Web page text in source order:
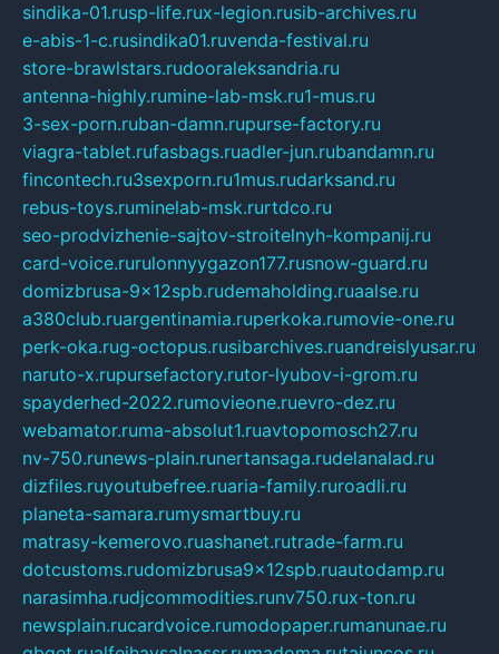
sindika-01.rusp-life.rux-legion.rusib-archives.ru
e-abis-1-c.rusindika01.ruvenda-festival.ru
store-brawlstars.rudooraleksandria.ru
antenna-highly.rumine-lab-msk.ru1-mus.ru
3-sex-porn.ruban-damn.rupurse-factory.ru
viagra-tablet.rufasbags.ruadler-jun.rubandamn.ru
fincontech.ru3sexporn.ru1mus.rudarksand.ru
rebus-toys.ruminelab-msk.rurtdco.ru
seo-prodvizhenie-sajtov-stroitelnyh-kompanij.ru
card-voice.rurulonnyygazon177.rusnow-guard.ru
domizbrusa-9x12spb.rudemaholding.ruaalse.ru
a380club.ruargentinamia.ruperkoka.rumovie-one.ru
perk-oka.rug-octopus.rusibarchives.ruandreislyusar.ru
naruto-x.rupursefactory.rutor-lyubov-i-grom.ru
spayderhed-2022.rumovieone.ruevro-dez.ru
webamator.ruma-absolut1.ruavtopomosch27.ru
nv-750.runews-plain.runertansaga.rudelanalad.ru
dizfiles.ruyoutubefree.ruaria-family.ruroadli.ru
planeta-samara.rumysmartbuy.ru
matrasy-kemerovo.ruashanet.rutrade-farm.ru
dotcustoms.rudomizbrusa9x12spb.ruautodamp.ru
narasimha.rudjcommodities.runv750.rux-ton.ru
newsplain.rucardvoice.rumodopaper.rumanunae.ru